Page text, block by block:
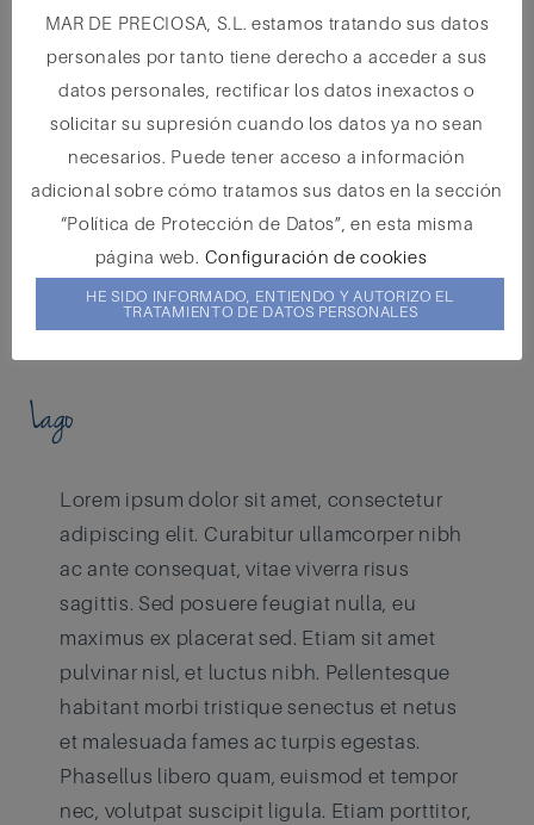
Lago
Lorem ipsum dolor sit amet, consectetur
adipiscing elit. Curabitur ullamcorper nibh
ac ante consequat, vitae viverra risus
sagittis. Sed posuere feugiat nulla, eu
maximus ex placerat sed. Etiam sit amet
pulvinar nisl, et luctus nibh. Pellentesque
habitant morbi tristique senectus et netus
et malesuada fames ac turpis egestas.
Phasellus libero quam, euismod et tempor
nec, volutpat suscipit ligula. Etiam porttitor,
MAR DE PRECIOSA, S.L. estamos tratando sus datos
personales por tanto tiene derecho a acceder a sus
datos personales, rectificar los datos inexactos o
solicitar su supresión cuando los datos ya no sean
necesarios. Puede tener acceso a información
adicional sobre cómo tratamos sus datos en la sección
“Política de Protección de Datos”, en esta misma
página web. Configuración de cookies
HE SIDO INFORMADO, ENTIENDO Y AUTORIZO EL
TRATAMIENTO DE DATOS PERSONALES